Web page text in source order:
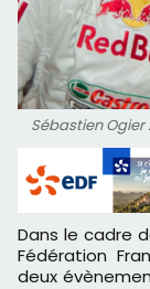
Sébastien Ogier
Dans le cadre de sa présence au salon Rétromobile, la
Fédération
deux